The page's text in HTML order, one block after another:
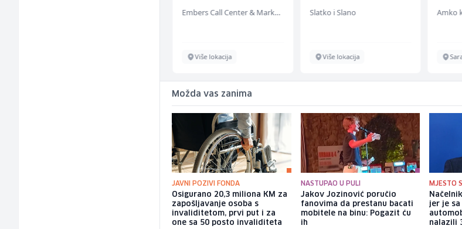
Embers Call Center & Marketing
Više lokacija
Slatko i Slano
Više lokacija
Amko
Možda vas zanima
JAVNI POZIVI FONDA
Osigurano 20,3 miliona KM za
zapošljavanje osoba s
invaliditetom, prvi put i za
one sa 50 posto invaliditeta
NASTUPAO U PULI
Jakov Jozinović poručio
fanovima da prestanu bacati
mobitele na binu: Pogazit ću
ih
MJESTO
jer je
nalazili